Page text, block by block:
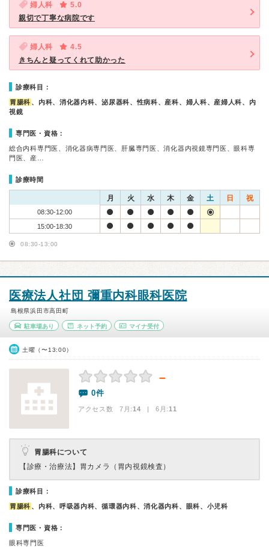
婦人科
5.0
親切で丁寧な病院です
婦人科
4.5
きちんと疑ってくれて助かった
診療科目：
胃腸科 、内科、消化器内科、泌尿器科、性病科、産科、婦人科、産婦人科、内
視鏡
専門医・資格：
総合内科専門医、消化器病専門医、肝臓専門医、消化器内視鏡専門医、眼科専
門医、産…
診療時間
月 火 水 木 金 土 日 祝
08:30-12:00
15:00-18:30
08:30-13:00
医療法人社団 彌重内科眼科医院
島根県浜田市高田町
駐車場あり ネット予約 マイナ受付
土曜（〜13:00）
－
0件
アクセス数 7月:14 | 6月:11
胃腸科について
【診療・治療法】 胃カメラ（胃内視鏡検査）
診療科目：
胃腸科 、内科、呼吸器内科、循環器内科、消化器内科、眼科、小児科
専門医・資格：
眼科専門医